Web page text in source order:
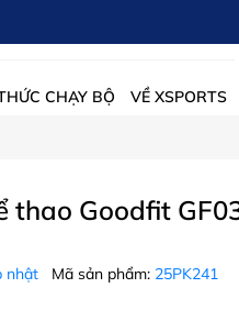
CHẠY BỘ VỀ XSPORTS
thao Goodfit
nhật Mã sản phẩm: 25PK241